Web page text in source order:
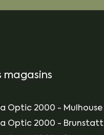
magasins
Optic 2000 - Mulhouse
Optic 2000 - Brunstatt